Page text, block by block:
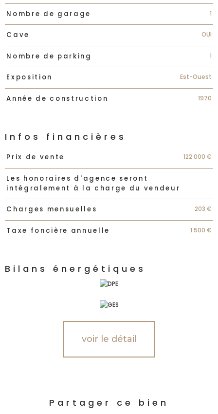
Nombre de garage 1
Cave OUI
Nombre de parking 1
Exposition Est-Ouest
Année de construction 1970
Infos financières
Caractéristiques Valeurs
Prix de vente 122 000 €
Les honoraires d'agence seront
intégralement à la charge du vendeur
Charges mensuelles 203 €
Taxe foncière annuelle 1 500 €
Bilans énergétiques
voir le détail
Partager ce bien